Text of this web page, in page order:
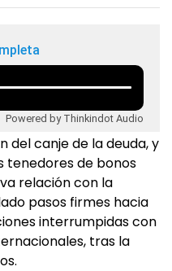
Powered by Thinkindot Audio
del canje de la deuda, y
tenedores de bonos
relación con la
pasos firmes hacia
interrumpidas con
tras la